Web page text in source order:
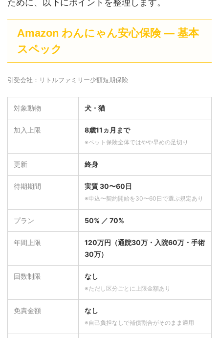
ために、以下にポイントを整理します。
Amazon わんにゃん安心保険 ― 基本
スペック
引受会社：リトルファミリー少額短期保険
対象動物 犬・猫
加入上限 8歳11ヵ月まで
※ペット保険全体ではやや早めの足切り
更新 終身
待期期間 実質 30〜60日
※申込〜契約開始を30〜60日で選ぶ規定あり
プラン 50% ／ 70%
年間上限
120万円（通院30万・入院60万・手術
30万）
回数制限 なし
※ただし区分ごとに上限金額あり
免責金額 なし
※自己負担なしで補償割合がそのまま適用